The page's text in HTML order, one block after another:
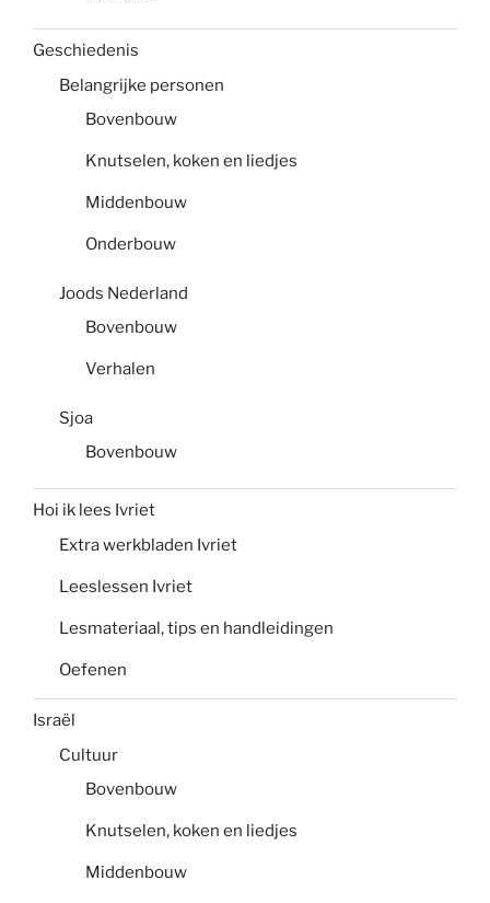
Geschiedenis
Belangrijke personen
Bovenbouw
Knutselen, koken en liedjes
Middenbouw
Onderbouw
Joods Nederland
Bovenbouw
Verhalen
Sjoa
Bovenbouw
Hoi ik lees Ivriet
Extra werkbladen Ivriet
Leeslessen Ivriet
Lesmateriaal, tips en handleidingen
Oefenen
Israël
Cultuur
Bovenbouw
Knutselen, koken en liedjes
Middenbouw